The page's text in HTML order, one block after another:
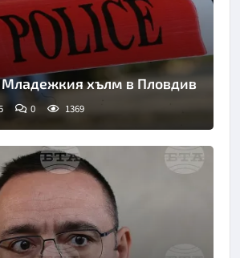
Младежкия хълм в Пловдив
0 1369